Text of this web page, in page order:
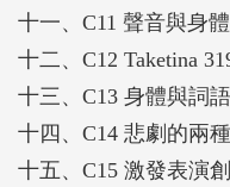
十一、C11 聲音與身
十二、C12 Taketina
十三、C13 身體與詞
十四、C14 悲劇的兩
十五、C15 激發表演